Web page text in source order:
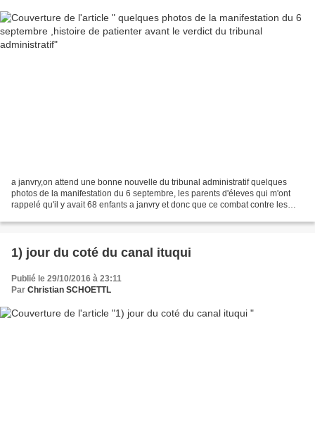
a janvry,on attend une bonne nouvelle du tribunal administratif quelques
photos de la manifestation du 6 septembre, les parents d'éleves qui m'ont
rappelé qu'il y avait 68 enfants a janvry et donc que ce combat contre les
1) jour du coté du canal ituqui
Publié le 29/10/2016 à 23:11
Par Christian SCHOETTL